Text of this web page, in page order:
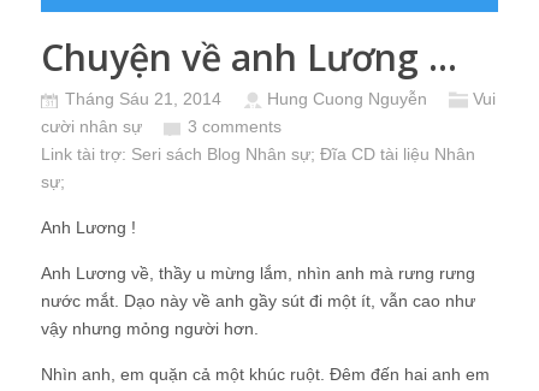
Chuyện về anh Lương …
Tháng Sáu 21, 2014 Hung Cuong Nguyễn
Vui
cười nhân sự
3 comments
Link tài trợ: Seri sách Blog Nhân sự; Đĩa CD tài liệu Nhân
sự;
Anh Lương !
Anh Lương về, thầy u mừng lắm, nhìn anh mà rưng rưng
nước mắt. Dạo này về anh gầy sút đi một ít, vẫn cao như
vậy nhưng mỏng người hơn.
Nhìn anh, em quặn cả một khúc ruột. Đêm đến hai anh em